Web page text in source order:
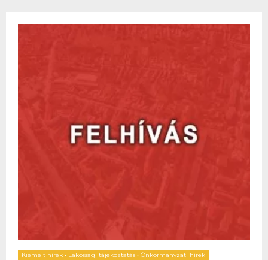
Kiemelt hírek • Lakossági tájékoztatás • Önkormányzati hírek